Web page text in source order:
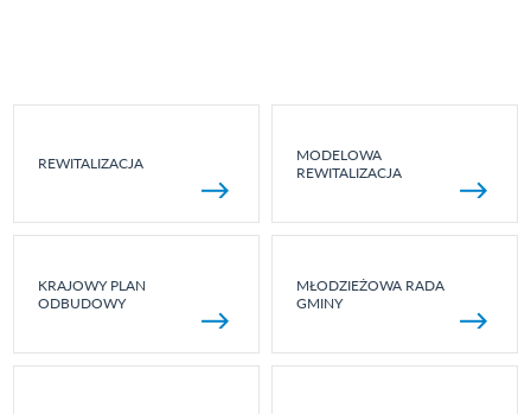
REWITALIZACJA
MODELOWA
REWITALIZACJA
KRAJOWY PLAN
ODBUDOWY
MŁODZIEŻOWA RADA
GMINY